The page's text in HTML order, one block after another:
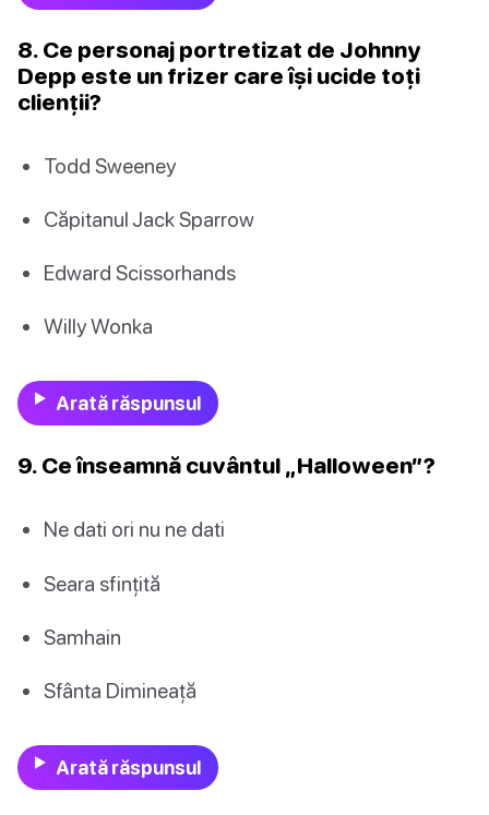
8. Ce personaj portretizat de Johnny
Depp este un frizer care își ucide toți
clienții?
Todd Sweeney
Căpitanul Jack Sparrow
Edward Scissorhands
Willy Wonka
Arată răspunsul
9. Ce înseamnă cuvântul „Halloween”?
Ne dati ori nu ne dati
Seara sfințită
Samhain
Sfânta Dimineață
Arată răspunsul